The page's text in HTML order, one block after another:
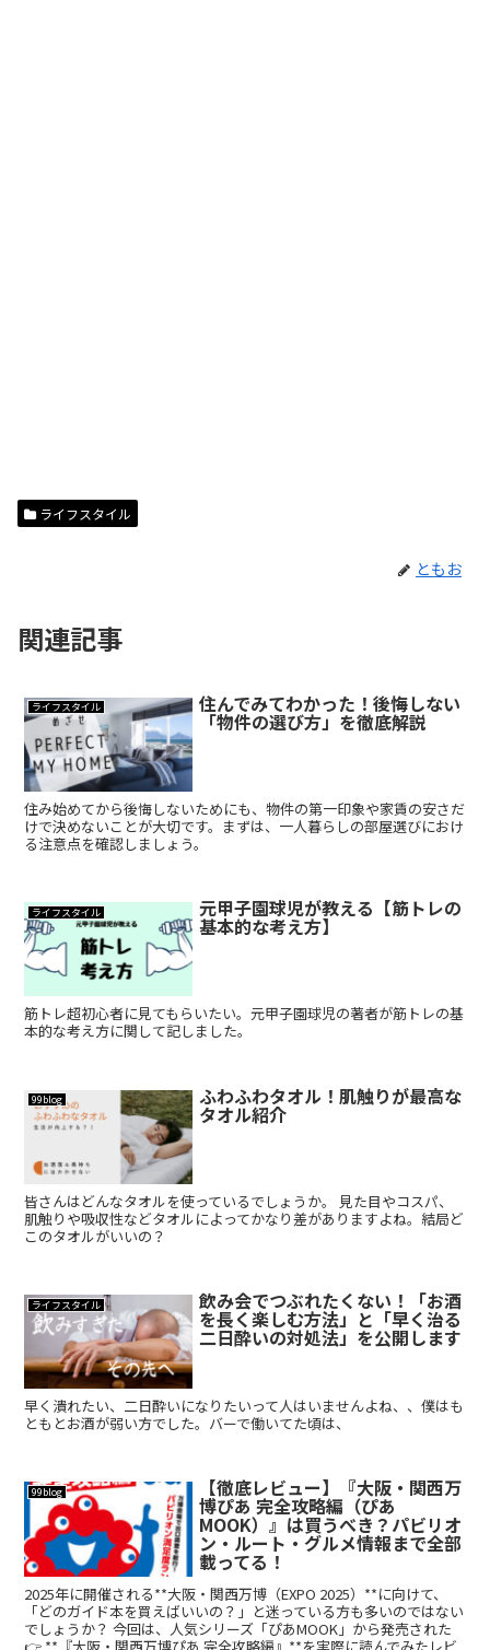
ライフスタイル
ともお
関連記事
ライフスタイル 住んでみてわかった！後悔しない
「物件の選び方」を徹底解説
住み始めてから後悔しないためにも、物件の第一印象や家賃の安さだ
けで決めないことが大切です。まずは、一人暮らしの部屋選びにおけ
る注意点を確認しましょう。
ライフスタイル 元甲子園球児が教える【筋トレの
基本的な考え方】
筋トレ超初心者に見てもらいたい。元甲子園球児の著者が筋トレの基
本的な考え方に関して記しました。
99blog ふわふわタオル！肌触りが最高な
タオル紹介
皆さんはどんなタオルを使っているでしょうか。 見た目やコスパ、
肌触りや吸収性などタオルによってかなり差がありますよね。結局ど
このタオルがいいの？
ライフスタイル 飲み会でつぶれたくない！「お酒
を長く楽しむ方法」と「早く治る
二日酔いの対処法」を公開します
早く潰れたい、二日酔いになりたいって人はいませんよね、、僕はも
ともとお酒が弱い方でした。バーで働いてた頃は、
99blog 【徹底レビュー】『大阪・関西万
博ぴあ 完全攻略編（ぴあ
MOOK）』は買うべき？パビリオ
ン・ルート・グルメ情報まで全部
載ってる！
2025年に開催される**大阪・関西万博（EXPO 2025）**に向けて、
「どのガイド本を買えばいいの？」と迷っている方も多いのではない
でしょうか？ 今回は、人気シリーズ「ぴあMOOK」から発売された